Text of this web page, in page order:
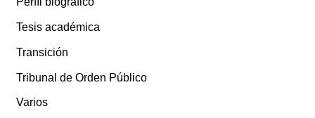
Tesis académica
Transición
Tribunal de Orden Público
Varios